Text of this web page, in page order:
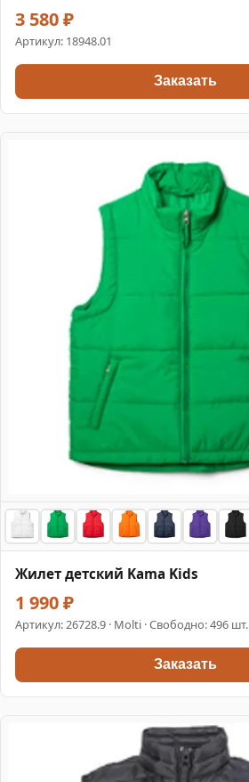
3 580 ₽
Артикул: 18948.01
Заказать
Жилет детский Kama Kids
1 990 ₽
Артикул:26728.9 · Molti · Свободно: 496 шт.
Заказать